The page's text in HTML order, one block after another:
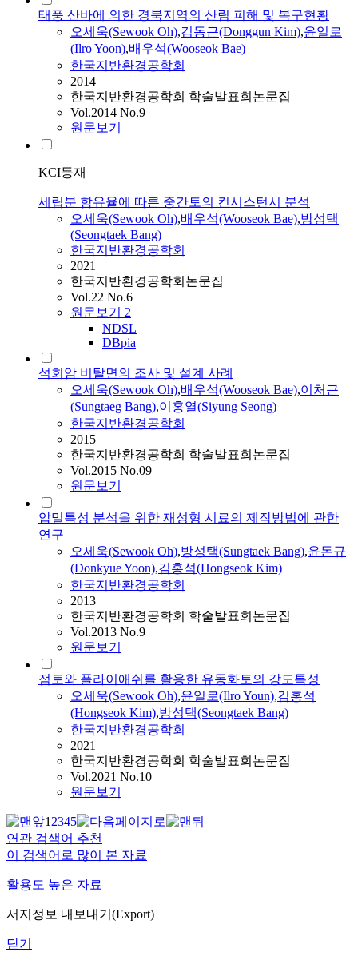
태풍 산바에 의한 경북지역의 산림 피해 및 복구현황
오세욱(Sewook Oh),김동근(Donggun Kim),윤일로
(Ilro Yoon),배우석(Wooseok Bae)
한국지반환경공학회
2014
한국지반환경공학회 학술발표회논문집
Vol.2014 No.9
원문보기
KCI등재
세립분 함유율에 따른 중간토의 컨시스턴시 분석
오세욱(Sewook Oh),배우석(Wooseok Bae),방성택
(Seongtaek Bang)
한국지반환경공학회
2021
한국지반환경공학회논문집
Vol.22 No.6
원문보기 2
NDSL
DBpia
석회암 비탈면의 조사 및 설계 사례
오세욱(Sewook Oh),배우석(Wooseok Bae),이처근
(Sungtaeg Bang),이홍열(Siyung Seong)
한국지반환경공학회
2015
한국지반환경공학회 학술발표회논문집
Vol.2015 No.09
원문보기
압밀특성 분석을 위한 재성형 시료의 제작방법에 관한
연구
오세욱(Sewook Oh),방성택(Sungtaek Bang),윤돈규
(Donkyue Yoon),김홍석(Hongseok Kim)
한국지반환경공학회
2013
한국지반환경공학회 학술발표회논문집
Vol.2013 No.9
원문보기
점토와 플라이애쉬를 활용한 유동화토의 강도특성
오세욱(Sewook Oh),윤일로(Ilro Youn),김홍석
(Hongseok Kim),방성택(Seongtaek Bang)
한국지반환경공학회
2021
한국지반환경공학회 학술발표회논문집
Vol.2021 No.10
원문보기
12345
연관 검색어 추천
이 검색어로 많이 본 자료
활용도 높은 자료
서지정보 내보내기(Export)
닫기